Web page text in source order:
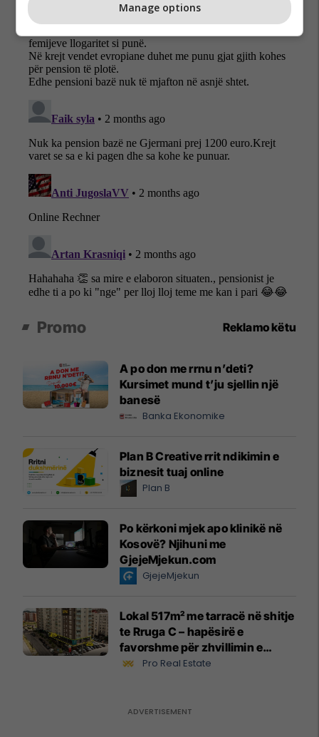
Promo Reklamo këtu
A po don me rrnu n’deti?
Kursimet mund t’ju sjellin një
banesë
Banka Ekonomike
Plan B Creative rrit ndikimin e
biznesit tuaj online
Plan B
Po kërkoni mjek apo klinikë në
Kosovë? Njihuni me
GjejeMjekun.com
GjejeMjekun
Lokal 517m² me tarracë në shitje
te Rruga C – hapësirë e
favorshme për zhvillimin e
biznesit #15796
Pro Real Estate
Manage options